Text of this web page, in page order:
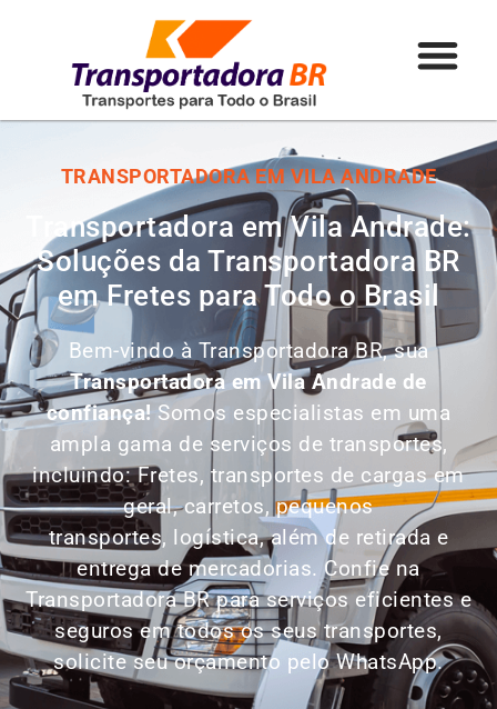
TRANSPORTADORA EM VILA ANDRADE
Transportadora em Vila Andrade:
Soluções da Transportadora BR
em Fretes para Todo o Brasil
Bem-vindo à Transportadora BR, sua
Transportadora em Vila Andrade de
confiança! Somos especialistas em uma
ampla gama de serviços de transportes,
incluindo: Fretes, transportes de cargas em
geral, carretos, pequenos
transportes, logística, além de retirada e
entrega de mercadorias. Confie na
Transportadora BR para serviços eficientes e
seguros em todos os seus transportes,
solicite seu orçamento pelo WhatsApp.